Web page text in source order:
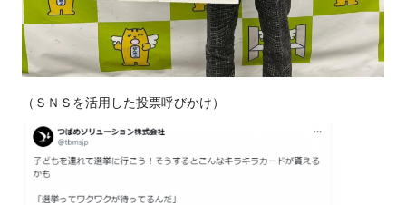
（ＳＮＳを活用した投票呼びかけ）